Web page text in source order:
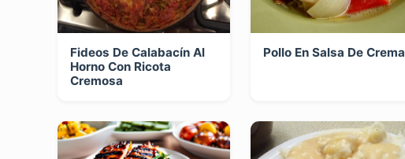
Fideos De Calabacín Al
Horno Con Ricota
Cremosa
Pollo En Salsa De Crema